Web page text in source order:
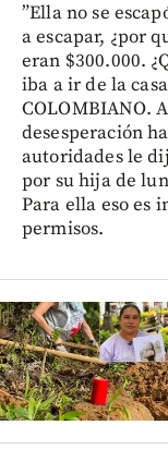
”Ella no se
a escapar, ¿por
eran $300.000.
iba a ir de la
COLOMBIANO.
desesperación
autoridades le
por su hija de
Para ella eso es
permisos.